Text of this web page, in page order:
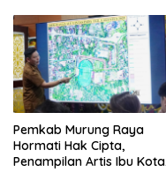
Pemkab Murung Raya
Hormati Hak Cipta,
Penampilan Artis Ibu Kota